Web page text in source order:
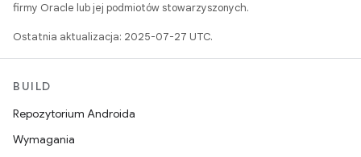
firmy Oracle lub jej podmiotów stowarzyszonych.
Ostatnia aktualizacja: 2025-07-27 UTC.
BUILD
Repozytorium Androida
Wymagania